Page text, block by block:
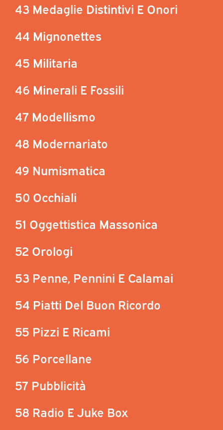
43 Medaglie Distintivi E Onori
44 Mignonettes
45 Militaria
46 Minerali E Fossili
47 Modellismo
48 Modernariato
49 Numismatica
50 Occhiali
51 Oggettistica Massonica
52 Orologi
53 Penne, Pennini E Calamai
54 Piatti Del Buon Ricordo
55 Pizzi E Ricami
56 Porcellane
57 Pubblicità
58 Radio E Juke Box